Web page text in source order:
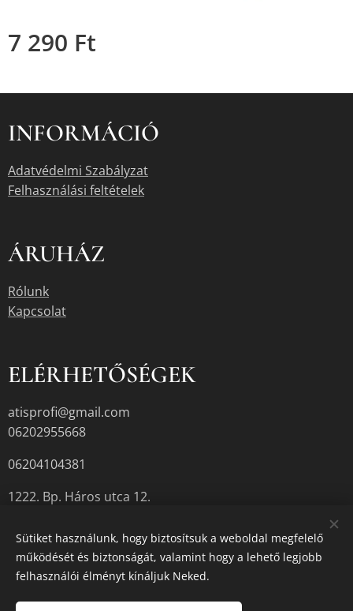
7 290 Ft
INFORMÁCIÓ
Adatvédelmi Szabályzat
Felhasználási feltételek
ÁRUHÁZ
Rólunk
Kapcsolat
ELÉRHETŐSÉGEK
atisprofi@gmail.com
06202955668
06204104381
1222. Bp. Háros utca 12.
A termékek aktuális készletéről érdeklődjön az üzletben, vagy a
megadott elérhetőségek egyikén.
Sütiket használunk, hogy biztosítsuk a weboldal megfelelő
működését és biztonságát, valamint hogy a lehető legjobb
felhasználói élményt kínáljuk Neked.